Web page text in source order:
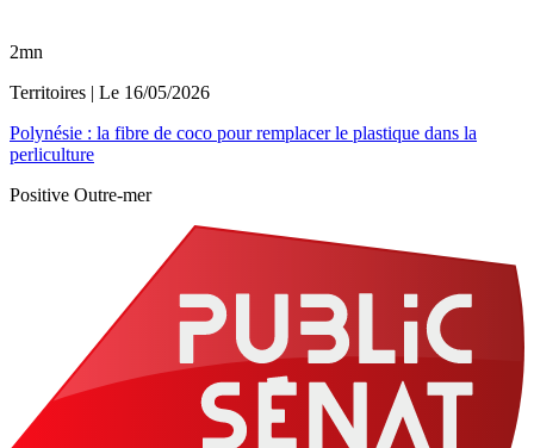
2mn
Territoires | Le 16/05/2026
Polynésie : la fibre de coco pour remplacer le plastique dans la
perliculture
Positive Outre-mer